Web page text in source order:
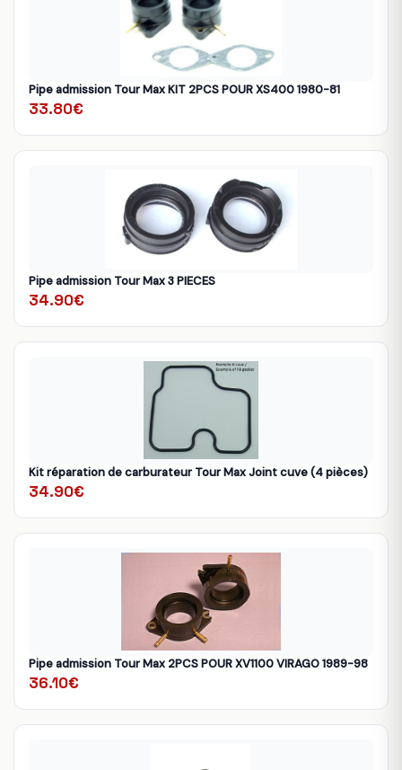
Pipe admission Tour Max KIT 2PCS POUR XS400 1980-81
33.80€
Pipe admission Tour Max 3 PIECES
34.90€
Kit réparation de carburateur Tour Max Joint cuve (4 pièces)
34.90€
Pipe admission Tour Max 2PCS POUR XV1100 VIRAGO 1989-98
36.10€